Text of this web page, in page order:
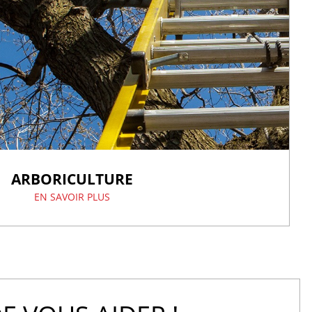
ARBORICULTURE
EN SAVOIR PLUS